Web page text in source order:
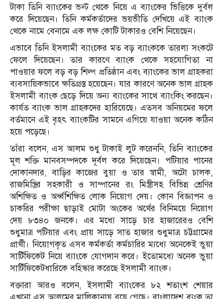
টাকা তিনি ব্যাংকের ভল্ট থেকে নিয়ে এ ব্যাংকের ভিত্তিকে দুর্বল
করে দিয়েছেন। তিনি কর্মকর্তাদের ভয়ভীতি দেখিয়ে এই ব্যাংক
থেকে নামে বেনামে এক লক্ষ কোটি টাকারও বেশি নিয়েছেন।
এভাবে তিনি ইসলামী ব্যাংকের মত বড় ব্যাংককে তারল্য সংকটে
ফেলে দিয়েছেন। তার কারণে ব্যাংক থেকে সহযোগিতা না
পাওয়ার ফলে বড় বড় শিল্প প্রতিষ্ঠান এবং ব্যাংকের ভাল গ্রাহকরা
ব্যবসায়িকভাবে ক্ষতিগ্রস্ত হয়েছেন। যার কারণে অনেক ভাল গ্রাহক
ইসলামী ব্যাংক ছেড়ে দিয়ে অন্য ব্যাংকের সাথে ব্যাংকিং করছেন।
কার্যত ব্যাংক ভাল গ্রাহকদের হারিয়েছে। এতসব অনিয়মের ফলে
বর্তমানে এই বৃহৎ ব্যাংকটির সামনে এগিয়ে যাওয়া অনেক কঠিন
হয়ে পড়েছে।
তাঁরা বলেন, এস আলম শুধু টাকাই লুট করেননি, তিনি ব্যাংকের
মূল শক্তি মানবসম্পদকে দূর্বল করে দিয়েছেন। পটিয়ার পানের
দোকানদার, বাড়ির কাজের বুয়া ও তার স্বামী, অটো চালক,
রাজমিস্ত্রির সহকারী ও সাম্পানের রং মিস্ত্রীসহ বিভিন্ন শ্রেণির
অশিক্ষিত ও অর্ধ্বশিক্ষিত লোক নিয়োগ দেয়। কোন বিজ্ঞাপন ও
চাকরির পরীক্ষা ছাড়াই মোটা অংকের অর্থের বিনিময়ে নিয়োগ
দেয় ৮৩৪০ জনকে। এর মধ্যে সাড়ে চার হাজারেরও বেশি
শুধুমাত্র পটিয়ার এবং প্রায় সাড়ে সাত হাজার শুধুমাত্র চট্টগ্রামের
প্রার্থী। নিয়োগকৃত এসব কর্মকর্তা কর্মচারির ম্যধ্যে অনেকেই ভুয়া
সার্টিফিকেট নিয়ে ব্যাংকে যোগদান করে। ইতোমধ্যে অনেক ভুয়া
সার্টিফিকেটধারিকে বহিস্কার করেছে ইসলামী ব্যাংক।
বক্তারা আরও বলেন, ইসলামী ব্যাংকের ৮২ শতাংশ শেয়ার